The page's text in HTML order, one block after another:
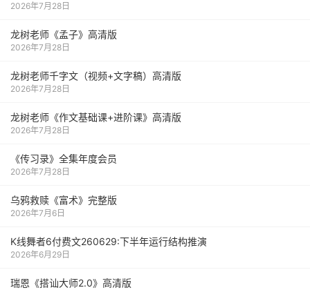
2026年7月28日
龙树老师《孟子》高清版
2026年7月28日
龙树老师千字文（视频+文字稿）高清版
2026年7月28日
龙树老师《作文基础课+进阶课》高清版
2026年7月28日
《传习录》全集年度会员
2026年7月28日
乌鸦救赎《富术》完整版
2026年7月6日
K线舞者6付费文260629:下半年运行结构推演
2026年6月29日
瑞恩《搭讪大师2.0》高清版